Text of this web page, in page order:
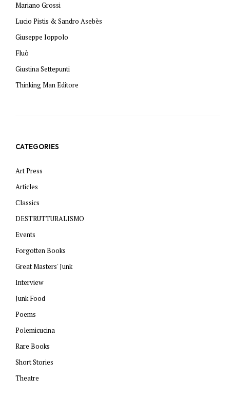
Mariano Grossi
Lucio Pistis & Sandro Asebès
Giuseppe Ioppolo
Fluò
Giustina Settepunti
Thinking Man Editore
CATEGORIES
Art Press
Articles
Classics
DESTRUTTURALISMO
Events
Forgotten Books
Great Masters' Junk
Interview
Junk Food
Poems
Polemicucina
Rare Books
Short Stories
Theatre